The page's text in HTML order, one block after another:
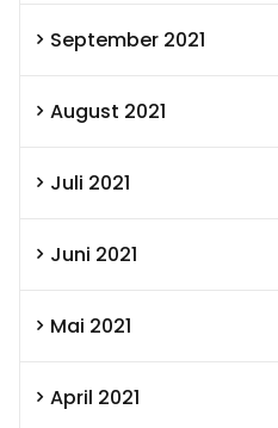
September 2021
August 2021
Juli 2021
Juni 2021
Mai 2021
April 2021